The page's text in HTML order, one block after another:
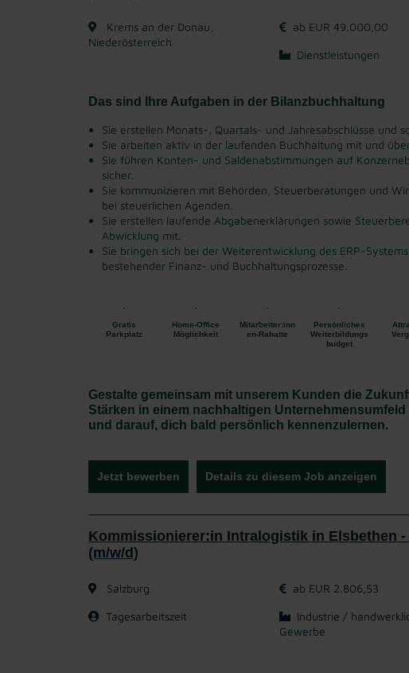
Krems an der Donau,
Niederösterreich
ab EUR 49.000,00
Dienstleistungen
Das sind Ihre Aufgaben in der Bilanzbuchhaltung
Sie erstellen Monats-, Quartals- und Jahresabschlüsse und
Sie arbeiten aktiv in der laufenden Buchhaltung mit und
Sie führen Konten- und Saldenabstimmungen auf
sicher.
Sie kommunizieren mit Behörden, Steuerberatungen und
bei steuerlichen Agenden.
Sie erstellen laufende Abgabenerklärungen sowie
Abwicklung mit.
Sie bringen sich bei der Weiterentwicklung des ERP-
bestehender Finanz- und Buchhaltungsprozesse.
Gratis
Parkplatz
Home-Office
Möglichkeit
Mitarbeiter:inn
en-Rabatte
Persönliches
Weiterbildungs
budget
Gestalte gemeinsam mit unserem Kunden die
Stärken in einem nachhaltigen
und darauf, dich bald persönlich kennenzulernen.
Jetzt bewerben Details zu diesem Job anzeigen
Kommissionierer:in Intralogistik in Elsbethen -
(m/w/d)
Salzburg ab EUR 2.806,53
Tagesarbeitszeit
Industrie /
Gewerbe